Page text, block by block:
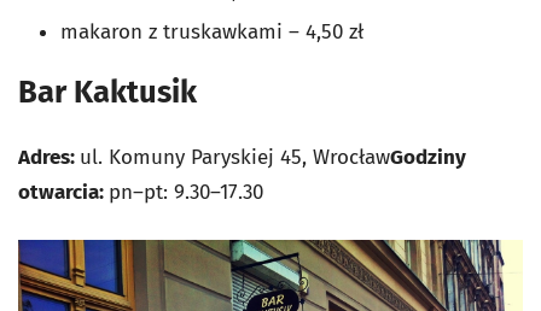
makaron z truskawkami – 4,50 zł
Bar Kaktusik
Adres: ul. Komuny Paryskiej 45, WrocławGodziny
otwarcia: pn–pt: 9.30–17.30